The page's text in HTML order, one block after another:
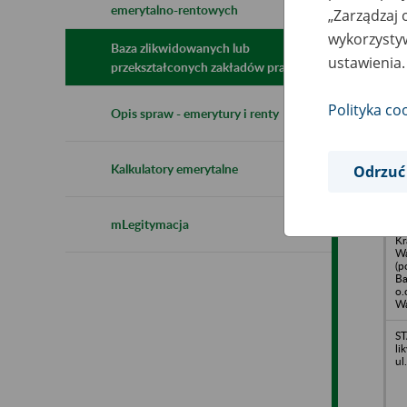
emerytalno-rentowych
Baza zlikwidowanych lub
przekształconych zakładów pracy
Opis spraw - emerytury i renty
Kalkulatory emerytalne
mLegitymacja
„Zarządzaj
Polityka